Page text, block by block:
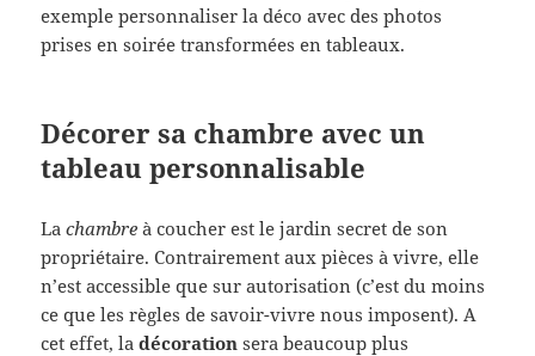
exemple personnaliser la déco avec des photos
prises en soirée transformées en tableaux.
Décorer sa chambre avec un
tableau personnalisable
La chambre à coucher est le jardin secret de son
propriétaire. Contrairement aux pièces à vivre, elle
n’est accessible que sur autorisation (c’est du moins
ce que les règles de savoir-vivre nous imposent). A
cet effet, ladécoration sera beaucoup plus